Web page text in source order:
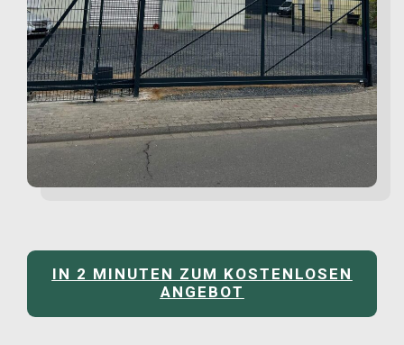
IN 2 MINUTEN ZUM KOSTENLOSEN
ANGEBOT